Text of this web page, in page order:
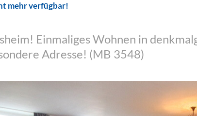
mehr verfügbar!
Einmaliges Wohnen in
Adresse! (MB 3548)